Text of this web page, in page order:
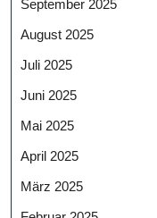
September 2025
August 2025
Juli 2025
Juni 2025
Mai 2025
April 2025
März 2025